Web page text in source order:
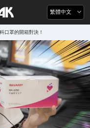
繁體中文
口罩的開箱對決！